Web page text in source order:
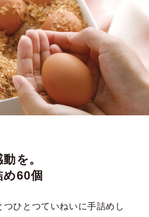
を。
60個
ひとつていねいに手詰めし